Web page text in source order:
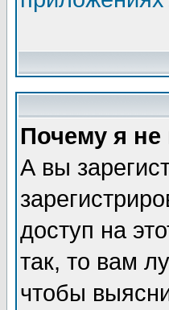
Почему я не
А вы
доступ на
так, то вам
чтобы